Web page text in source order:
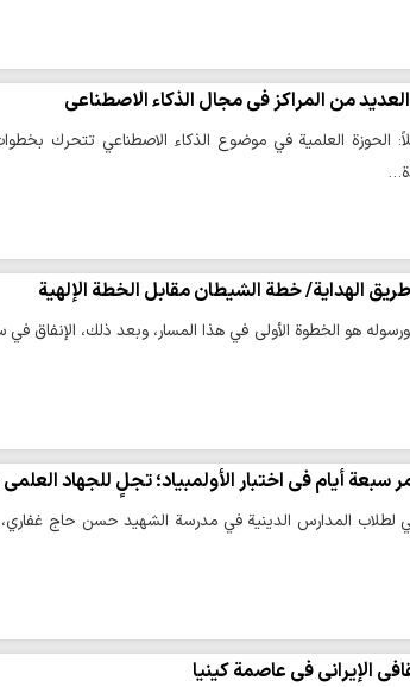
من المراكز في مجال الذكاء الاصطناعي
الحوزة العلمية في موضوع الذكاء الاصطناعي تتحرك
الهداية/ خطة الشيطان مقابل الخطة الإلهية
هو الخطوة الأولى في هذا المسار، وبعد ذلك، الإنفاق في
أيام في اختبار الأولمبياد؛ تجلٍ للجهاد
لطلاب المدارس الدينية في مدرسة الشهيد حسن حاج
الإيراني في عاصمة كينيا